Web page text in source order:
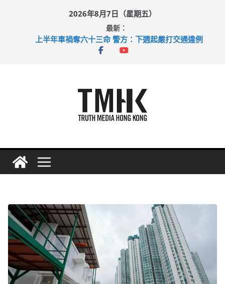
2026年8月7日（星期五）
最新：
上半年車禍奪六十三命 警方：下週起嚴打交通違例
性罪行修例獲九成支持 鄧炳強：爭取今屆任期內完成立法